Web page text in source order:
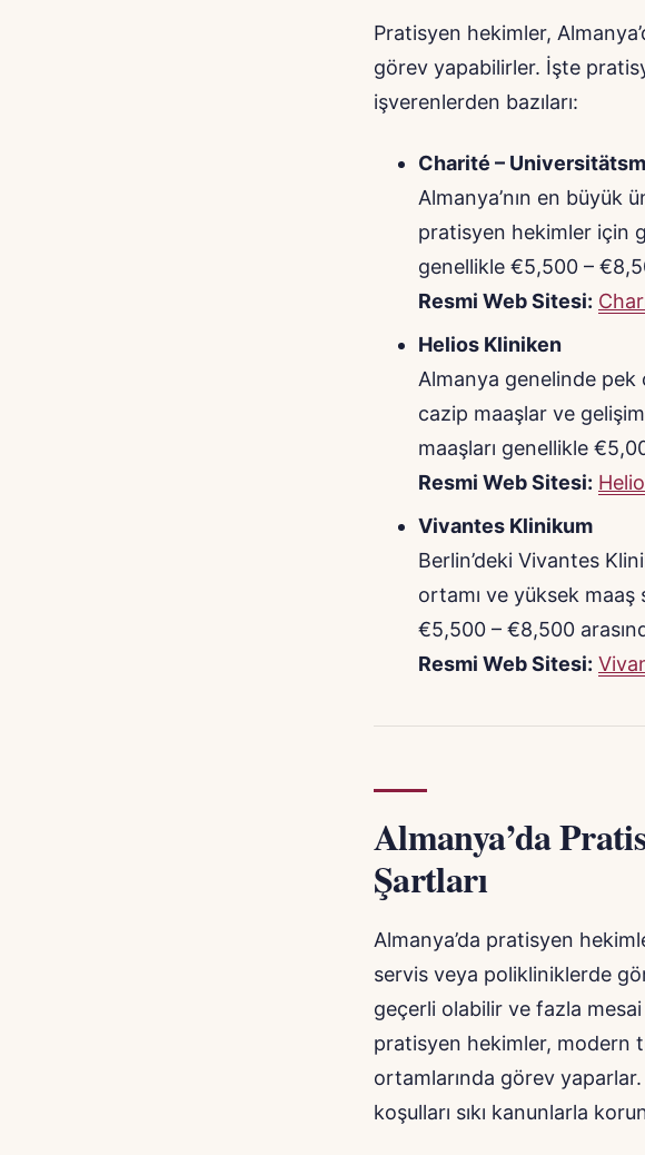
Pratisyen hekimler,
görev yapabilirler. İşte
işverenlerden bazıları:
Charité –
Almanya’nın en büyük
pratisyen hekimler için
genellikle €5,500 –
Resmi Web Sitesi:
Helios Kliniken
Almanya genelinde
cazip maaşlar ve
maaşları genellikle
Resmi Web Sitesi:
Vivantes Klinikum
Berlin’deki Vivantes
ortamı ve yüksek maaş
€5,500 – €8,500
Resmi Web Sitesi:
Almanya’da
Şartları
Almanya’da pratisyen
servis veya polikliniklerde
geçerli olabilir ve fazla
pratisyen hekimler, modern
ortamlarında görev yaparlar.
koşulları sıkı kanunlarla